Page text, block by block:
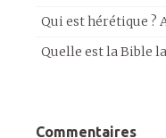
Qui est hérétique ?
Quelle est la Bible
Commentaires